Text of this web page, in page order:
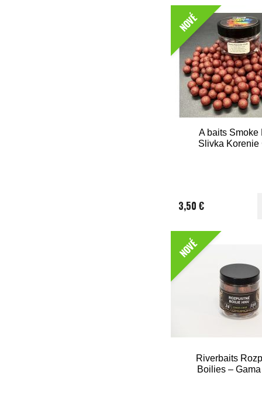
NOVÉ
A baits Smoke
Slivka Korenie
3,50 €
NOVÉ
Riverbaits
Boilies –